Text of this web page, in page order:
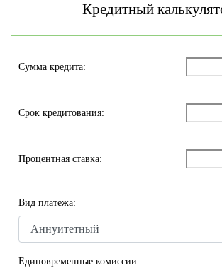
Кредитный
Сумма кредита:
Срок кредитования:
Процентная ставка:
Вид платежа:
Единовременные комиссии: